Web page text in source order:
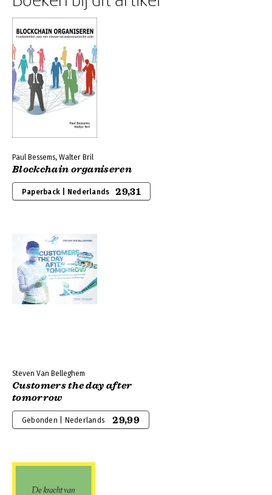
Paul Bessems, Walter Bril
Blockchain organiseren
Paperback | Nederlands 29,31
Steven Van Belleghem
Customers the day after
tomorrow
Gebonden | Nederlands 29,99